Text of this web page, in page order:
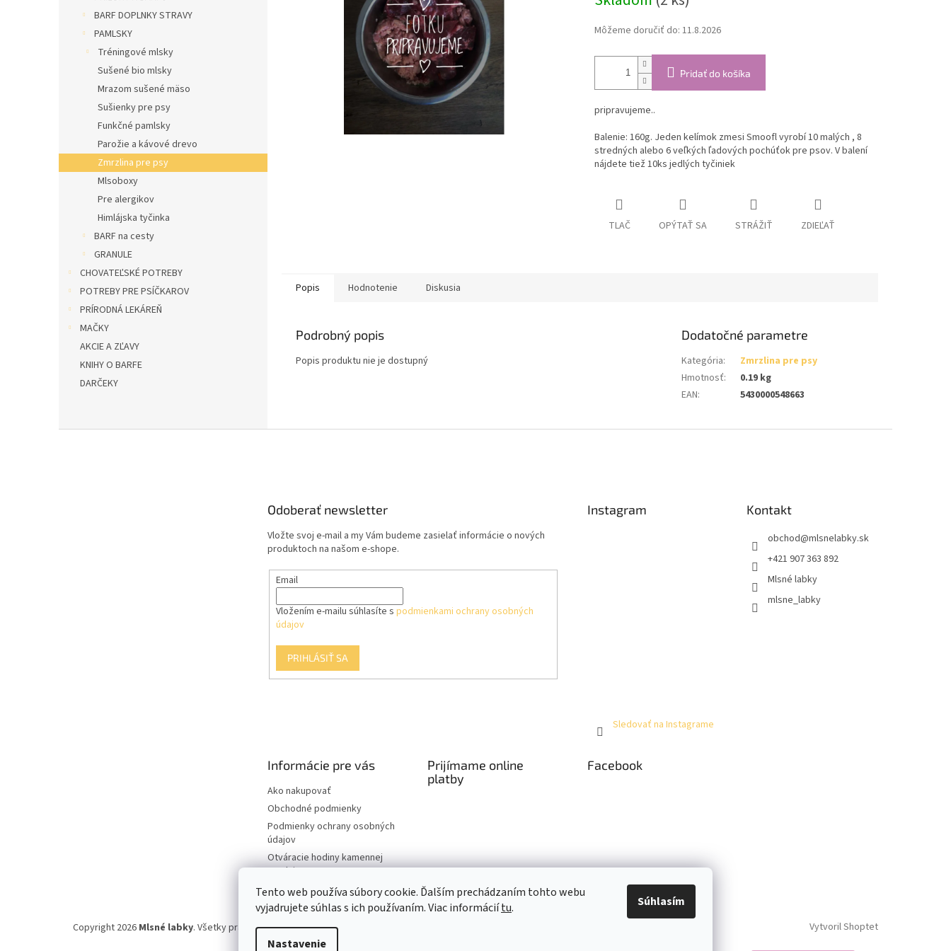
Tento web používa súbory cookie. Ďalším prechádzaním tohto webu
vyjadrujete súhlas s ich používaním. Viac informáciítu.
Nastavenie
Súhlasím
BARF DOPLNKY STRAVY
PAMLSKY
Tréningové mlsky
Sušené bio mlsky
Mrazom sušené mäso
Sušienky pre psy
Funkčné pamlsky
Parožie a kávové drevo
Zmrzlina pre psy
Mlsoboxy
Pre alergikov
Himlájska tyčinka
BARF na cesty
GRANULE
CHOVATEĽSKÉ POTREBY
POTREBY PRE PSÍČKAROV
PRÍRODNÁ LEKÁREŇ
MAČKY
AKCIE A ZĽAVY
KNIHY O BARFE
DARČEKY
Môžeme doručiť do: 11.8.2026
Pridať do košíka
pripravujeme..
Balenie: 160g. Jeden kelímok zmesi Smoofl vyrobí 10 malých , 8
stredných alebo 6 veľkých ľadových pochúťok pre psov. V balení
nájdete tiež 10ks jedlých tyčiniek
TLAČ OPÝTAŤ SA STRÁŽIŤ ZDIEĽAŤ
Popis Hodnotenie Diskusia
Podrobný popis
Popis produktu nie je dostupný
Dodatočné parametre
Kategória:
Zmrzlina pre psy
Hmotnosť:
0.19 kg
EAN: 5430000548663
Odoberať newsletter
Vložte svoj e-mail a my Vám budeme zasielať informácie o nových
produktoch na našom e-shope.
Email
Vložením e-mailu súhlasíte s podmienkami ochrany osobných
údajov
PRIHLÁSIŤ SA
Instagram
Sledovať na Instagrame
Kontakt
obchod@mlsnelabky.sk
+421 907 363 892
Mlsné labky
mlsne_labky
Informácie pre vás
Ako nakupovať
Obchodné podmienky
Podmienky ochrany osobných
údajov
Otváracie hodiny kamennej
predajne
Prijímame online
platby
Facebook
Vytvoril Shoptet
Copyright 2026 Mlsné labky. Všetky práva vyhradené.Upraviť nastavenie cookies